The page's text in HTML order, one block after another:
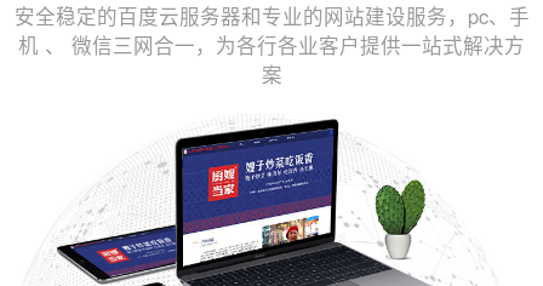
安全稳定的百度云服务器和专业的网站建设服务，pc、手
机 、 微信三网合一，为各行各业客户提供一站式解决方
案